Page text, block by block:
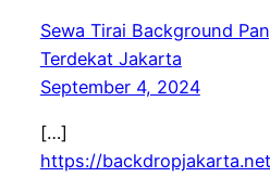
Sewa Tirai Background
Terdekat Jakarta
September 4, 2024
[…]
https://